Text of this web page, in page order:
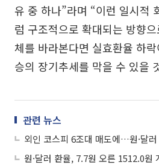
유 중 하나”라며 “이런 일시적
럼 구조적으로 확대되는 방향
체를 바라본다면 실효환율 하
승의 장기추세를 막을 수 있을
관련 뉴스
외인 코스피 6조대 매도에…원·달러
원·달러 환율, 7.7원 오른 1512.0원